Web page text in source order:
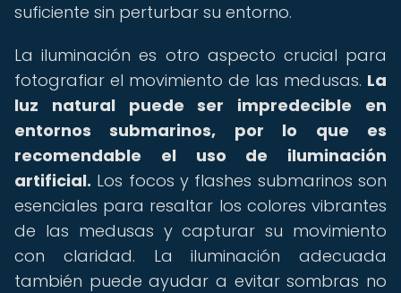
suficiente sin perturbar su entorno.
La iluminación es otro aspecto crucial para
fotografiar el movimiento de las medusas. La
luz natural puede ser impredecible en
entornos submarinos, por lo que es
recomendable el uso de iluminación
artificial. Los focos y flashes submarinos son
esenciales para resaltar los colores vibrantes
de las medusas y capturar su movimiento
con claridad. La iluminación adecuada
también puede ayudar a evitar sombras no